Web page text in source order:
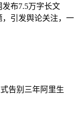
布7.5万字长文
，引发舆论关注，一
告别三年阿里生